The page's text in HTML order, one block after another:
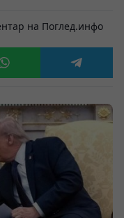
на Поглед.инфо